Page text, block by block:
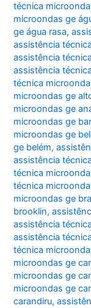
técnica
microondas ge
ge água rasa,
assistência
assistência
assistência
técnica
microondas ge
microondas ge
microondas ge
microondas ge
ge belém,
assistência
técnica
técnica
microondas ge
brooklin,
assistência
assistência
técnica
microondas ge
microondas ge
microondas ge
carandiru,